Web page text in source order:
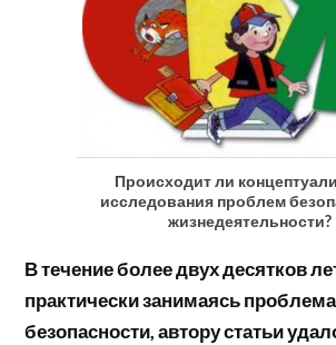
Происходит ли
исследования проблем
жизнедеятельности?
В течение более двух десятков
практически занимаясь
безопасности, автору статьи